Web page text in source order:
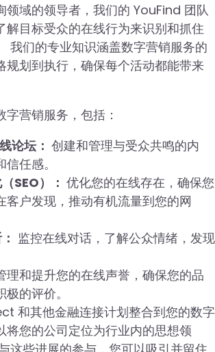
领域的领导者，我们的 YouFind 团队
解目标受众的在线行为来识别和抓住
我们的专业知识涵盖数字营销服务的
规划到执行，确保每个活动都能带来
营销服务，包括：
论坛： 创建和管理与受众共鸣的内
任感。
SEO）： 优化您的在线存在，确保您
客户发现，推动有机流量到您的网
监控在线对话，了解公众情绪，发现
理和提升您的在线声誉，确保您的品
的评价。
和其他金融连接计划整合到您的数字
将您的公司定位为行业内的思想领